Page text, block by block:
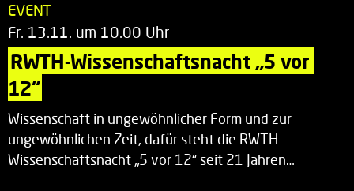
EVENT
Fr. 13.11. um 10.00 Uhr
RWTH-Wissenschaftsnacht „5 vor
12“
Wissenschaft in ungewöhnlicher Form und zur
ungewöhnlichen Zeit, dafür steht die RWTH-
Wissenschaftsnacht „5 vor 12“ seit 21 Jahren…